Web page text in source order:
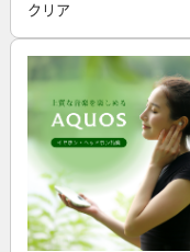
クリア